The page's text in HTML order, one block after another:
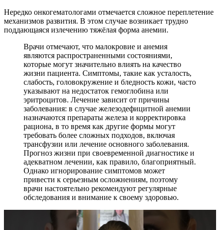
Нередко онкогематологами отмечается сложное переплетение
механизмов развития. В этом случае возникает трудно
поддающаяся излечению тяжёлая форма анемии.
Врачи отмечают, что малокровие и анемия
являются распространенными состояниями,
которые могут значительно влиять на качество
жизни пациента. Симптомы, такие как усталость,
слабость, головокружение и бледность кожи, часто
указывают на недостаток гемоглобина или
эритроцитов. Лечение зависит от причины
заболевания: в случае железодефицитной анемии
назначаются препараты железа и корректировка
рациона, в то время как другие формы могут
требовать более сложных подходов, включая
трансфузии или лечение основного заболевания.
Прогноз жизни при своевременной диагностике и
адекватном лечении, как правило, благоприятный.
Однако игнорирование симптомов может
привести к серьезным осложнениям, поэтому
врачи настоятельно рекомендуют регулярные
обследования и внимание к своему здоровью.